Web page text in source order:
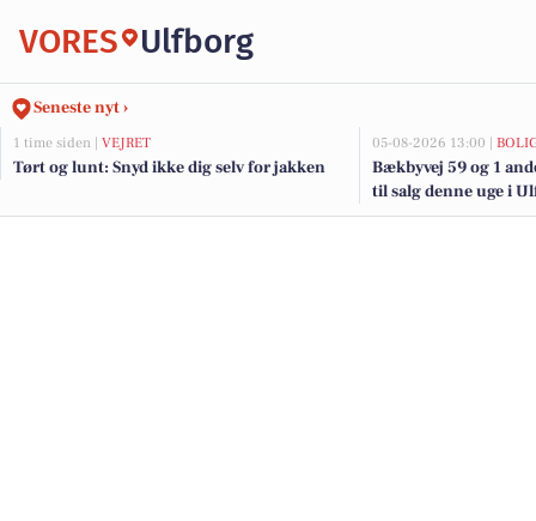
VORES Ulfborg
Seneste nyt ›
1 time siden | VEJRET
Tørt og lunt: Snyd ikke dig selv for jakken
05-08-2026 13:00 |
Bækbyvej 59 og 1
til salg denne uge i
her.